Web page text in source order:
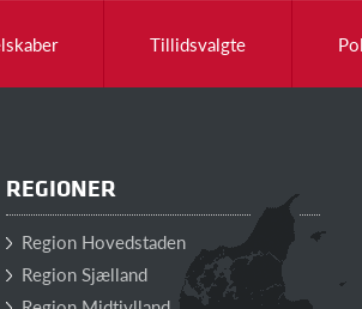
Tillidsvalgte
REGIONER
Region Hovedstaden
Region Sjælland